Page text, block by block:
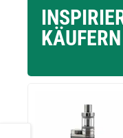
KÄUFERN